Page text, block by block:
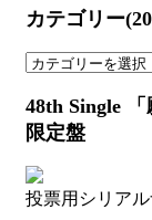
カテゴリー
カ
ゴ
リ
(2012
年
48th Single
限定盤
投票用シリア